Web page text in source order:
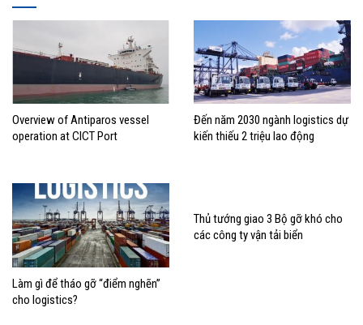
Overview of Antiparos vessel
operation at CICT Port
Đến năm 2030 ngành logistics dự
kiến thiếu 2 triệu lao động
Làm gì để tháo gỡ “điểm nghẽn”
cho logistics?
Thủ tướng giao 3 Bộ gỡ khó cho
các công ty vận tải biển